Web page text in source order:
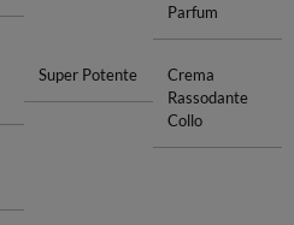
Parfum
Super Potente
Crema
Rassodante
Collo